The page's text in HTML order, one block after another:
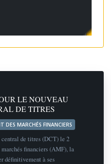
LE NOUVEAU
DE TITRES
DES MARCHÉS FINANCIERS
central de titres (DCT) le 2
marchés financiers (AMF), la
définitivement à ses